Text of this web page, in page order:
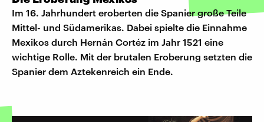
Im 16. Jahrhundert eroberten die Spanier große Teile
Mittel- und Südamerikas. Dabei spielte die Einnahme
Mexikos durch Hernán Cortéz im Jahr 1521 eine
wichtige Rolle. Mit der brutalen Eroberung setzten die
Spanier dem Aztekenreich ein Ende.